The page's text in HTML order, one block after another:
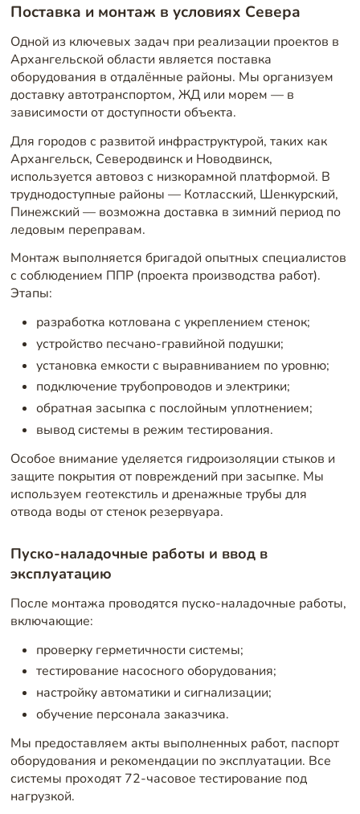
Поставка и монтаж в условиях Севера
Одной из ключевых задач при реализации проектов в
Архангельской области является поставка
оборудования в отдалённые районы. Мы организуем
доставку автотранспортом, ЖД или морем — в
зависимости от доступности объекта.
Для городов с развитой инфраструктурой, таких как
Архангельск, Северодвинск и Новодвинск,
используется автовоз с низкорамной платформой. В
труднодоступные районы — Котласский, Шенкурский,
Пинежский — возможна доставка в зимний период по
ледовым переправам.
Монтаж выполняется бригадой опытных специалистов
с соблюдением ППР (проекта производства работ).
Этапы:
разработка котлована с укреплением стенок;
устройство песчано-гравийной подушки;
установка емкости с выравниванием по уровню;
подключение трубопроводов и электрики;
обратная засыпка с послойным уплотнением;
вывод системы в режим тестирования.
Особое внимание уделяется гидроизоляции стыков и
защите покрытия от повреждений при засыпке. Мы
используем геотекстиль и дренажные трубы для
отвода воды от стенок резервуара.
Пуско-наладочные работы и ввод в
эксплуатацию
После монтажа проводятся пуско-наладочные работы,
включающие:
проверку герметичности системы;
тестирование насосного оборудования;
настройку автоматики и сигнализации;
обучение персонала заказчика.
Мы предоставляем акты выполненных работ, паспорт
оборудования и рекомендации по эксплуатации. Все
системы проходят 72-часовое тестирование под
нагрузкой.